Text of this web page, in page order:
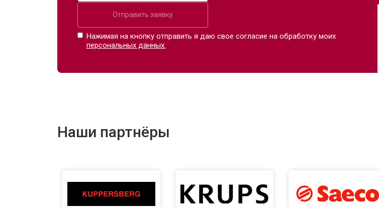
Отправить заявку
Нажимая на кнопку отправить я даю свое согласие на обработку моих
персональных данных.
Наши партнёры